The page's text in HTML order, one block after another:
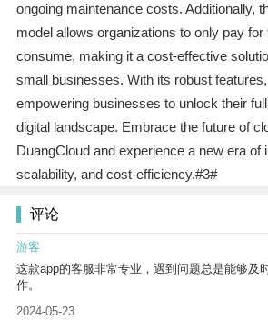
ongoing maintenance costs. Additionally,
model allows organizations to only pay
consume, making it a cost-effective
small businesses. With its robust
empowering businesses to unlock their
digital landscape. Embrace the future of
DuangCloud and experience a new era of
scalability, and cost-efficiency.#3#
评论
游客
这款app的客服非常专业，遇到问题总是能够及
作。
2024-05-23